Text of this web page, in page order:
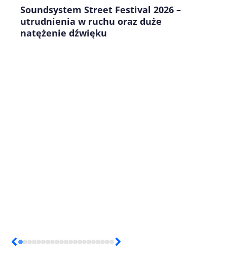
Soundsystem Street Festival 2026 –
utrudnienia w ruchu oraz duże
natężenie dźwięku